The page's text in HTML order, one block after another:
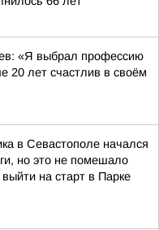
«Я выбрал профессию
20 лет счастлив в своём
в Севастополе начался
но это не помешало
на старт в Парке